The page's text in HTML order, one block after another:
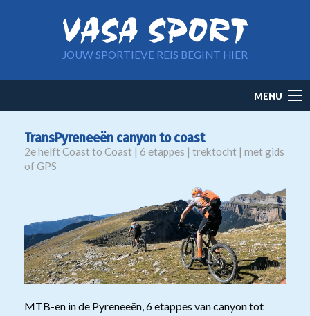
JOUW SPORTIEVE REIS BEGINT HIER
navigation
MENU
TransPyreneeën canyon to coast
2e helft Coast to Coast | 6 etappes | trektocht | met gids
of GPS
MTB-en in de Pyreneeën, 6 etappes van canyon tot